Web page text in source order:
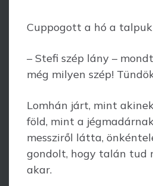
Cuppogott a hó a
– Stefi szép lány –
még milyen szép!
Lomhán járt, mint
föld, mint a
messziről látta,
gondolt, hogy talán tud
akar.